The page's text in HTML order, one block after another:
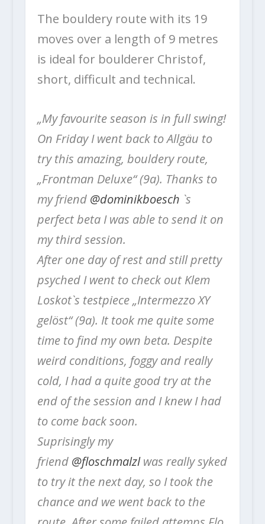
The bouldery route with its 19
moves over a length of 9 metres
is ideal for boulderer Christof,
short, difficult and technical.
„My favourite season is in full swing!
On Friday I went back to Allgäu to
try this amazing, bouldery route,
„Frontman Deluxe“ (9a). Thanks to
my friend @dominikboesch `s
perfect beta I was able to send it on
my third session.
After one day of rest and still pretty
psyched I went to check out Klem
Loskot`s testpiece „Intermezzo XY
gelöst“ (9a). It took me quite some
time to find my own beta. Despite
weird conditions, foggy and really
cold, I had a quite good try at the
end of the session and I knew I had
to come back soon.
Suprisingly my
friend @floschmalzlwas really syked
to try it the next day, so I took the
chance and we went back to the